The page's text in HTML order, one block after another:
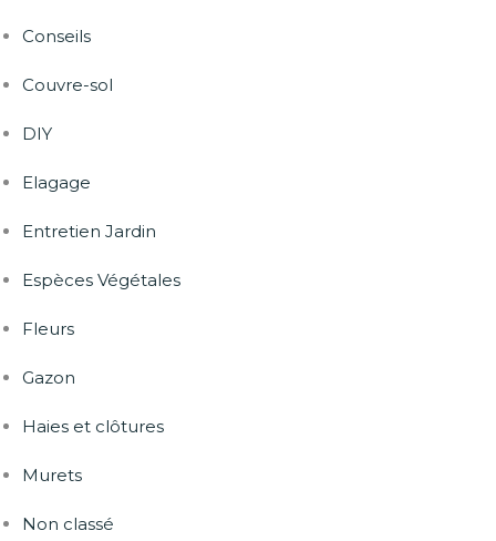
Conseils
Couvre-sol
DIY
Elagage
Entretien Jardin
Espèces Végétales
Fleurs
Gazon
Haies et clôtures
Murets
Non classé